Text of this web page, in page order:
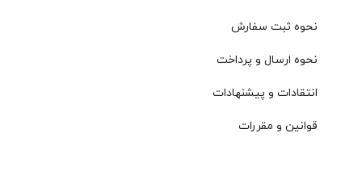
نحوه ثبت سفارش
نحوه ارسال و پرداخت
انتقادات و پیشنهادات
قوانین و مقررات